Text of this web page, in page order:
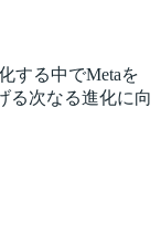
する中でMetaを
る次なる進化に向